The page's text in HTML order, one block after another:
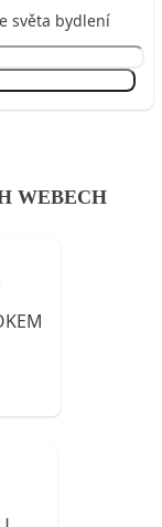
světa bydlení
WEBECH